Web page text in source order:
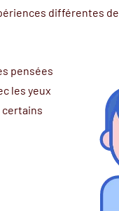
différentes
pensées
les yeux
certains